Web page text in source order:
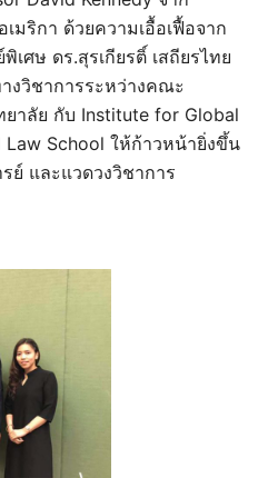
มริกา ด้วยความเอื้อเฟื้อจาก
ศษ ดร.สุรเกียรติ์ เสถียรไทย
งวิชาการระหว่างคณะ
าลัย กับ Institute for Global
School ให้ก้าวหน้ายิ่งขึ้น
ย์ และแวดวงวิชาการ